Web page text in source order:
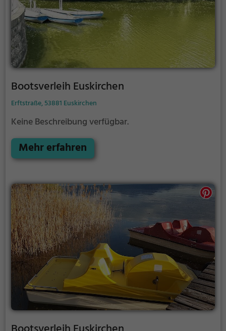
Bootsverleih Euskirchen
Erftstraße, 53881 Euskirchen
Keine Beschreibung verfügbar.
Mehr erfahren